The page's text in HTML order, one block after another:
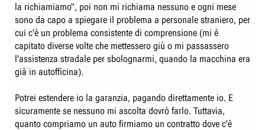
la richiamiamo", poi non mi richiama nessuno e ogni mese
sono da capo a spiegare il problema a personale straniero, per
cui c'è un problema consistente di comprensione (mi è
capitato diverse volte che mettessero giù o mi passassero
l'assistenza stradale per sbolognarmi, quando la macchina era
già in autofficina).
Potrei estendere io la garanzia, pagando direttamente io. E
sicuramente se nessuno mi ascolta dovrò farlo. Tuttavia,
quanto compriamo un auto firmiamo un contratto dove c'è